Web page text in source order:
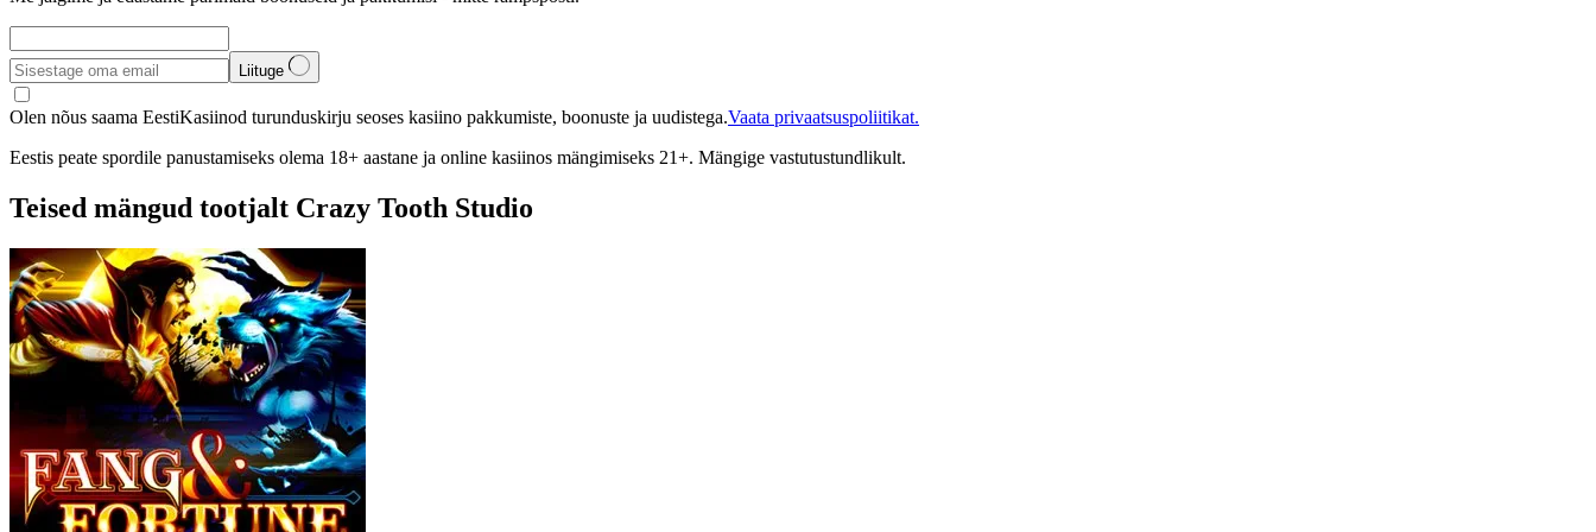
Liituge
Olen nõus saama EestiKasiinod turunduskirju seoses kasiino pakkumiste, boonuste ja uudistega.Vaata privaatsuspoliitikat.
Eestis peate spordile panustamiseks olema 18+ aastane ja online kasiinos mängimiseks 21+. Mängige vastutustundlikult.
Teised mängud tootjalt Crazy Tooth Studio